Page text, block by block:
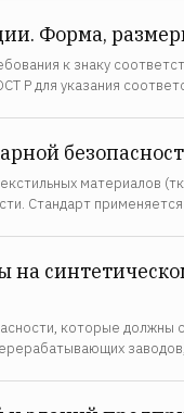
Форма,
к знаку
Р для указания
материалов
Стандарт
которые должны